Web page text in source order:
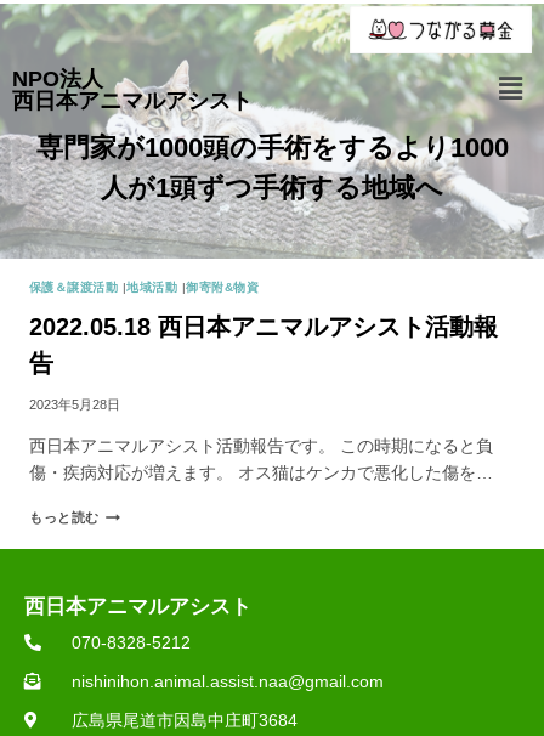
NPO法人
西日本アニマルアシスト
専門家が1000頭の手術をするより1000
人が1頭ずつ手術する地域へ
保護＆譲渡活動 |地域活動 |御寄附&物資
2022.05.18 西日本アニマルアシスト活動報
告
2023年5月28日
西日本アニマルアシスト活動報告です。 この時期になると負
傷・疾病対応が増えます。 オス猫はケンカで悪化した傷を…
もっと読む
西日本アニマルアシスト
070-8328-5212
nishinihon.animal.assist.naa@gmail.com
広島県尾道市因島中庄町3684